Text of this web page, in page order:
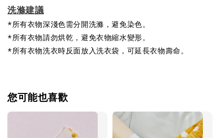
洗滌建議
*所有衣物深淺色需分開洗滌，避免染色。
*所有衣物請勿烘乾，避免衣物縮水變形。
*所有衣物洗衣時反面放入洗衣袋，可延長衣物壽命。
您可能也喜歡